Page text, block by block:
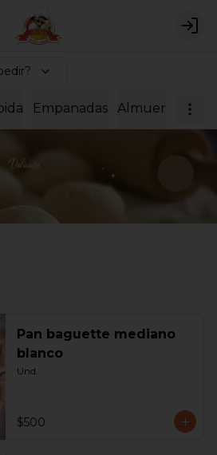
Empanadas Almuerzos
Pan baguette mediano
blanco
Und.
$500